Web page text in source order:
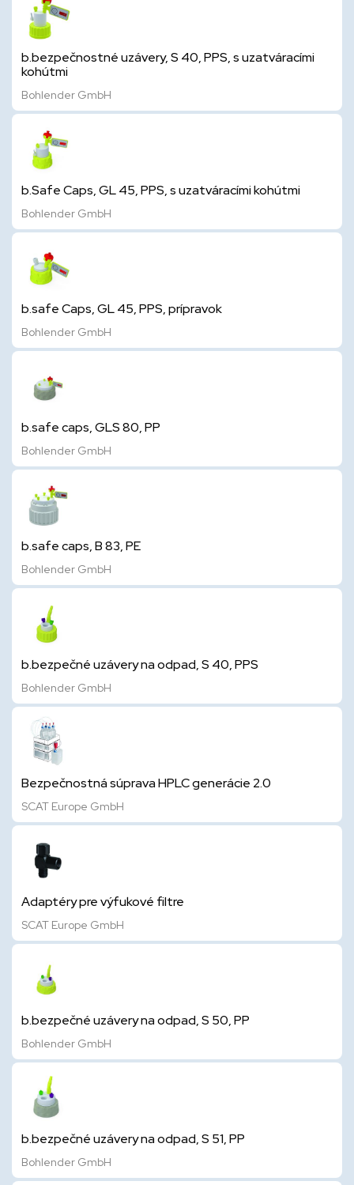
b.bezpečnostné uzávery, S 40, PPS, s uzatváracími
kohútmi
Bohlender GmbH
b.Safe Caps, GL 45, PPS, s uzatváracími kohútmi
Bohlender GmbH
b.safe Caps, GL 45, PPS, prípravok
Bohlender GmbH
b.safe caps, GLS 80, PP
Bohlender GmbH
b.safe caps, B 83, PE
Bohlender GmbH
b.bezpečné uzávery na odpad, S 40, PPS
Bohlender GmbH
Bezpečnostná súprava HPLC generácie 2.0
SCAT Europe GmbH
Adaptéry pre výfukové filtre
SCAT Europe GmbH
b.bezpečné uzávery na odpad, S 50, PP
Bohlender GmbH
b.bezpečné uzávery na odpad, S 51, PP
Bohlender GmbH